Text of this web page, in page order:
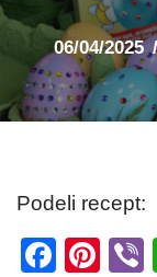
06/04/2025
Podeli recept:
F
Pi